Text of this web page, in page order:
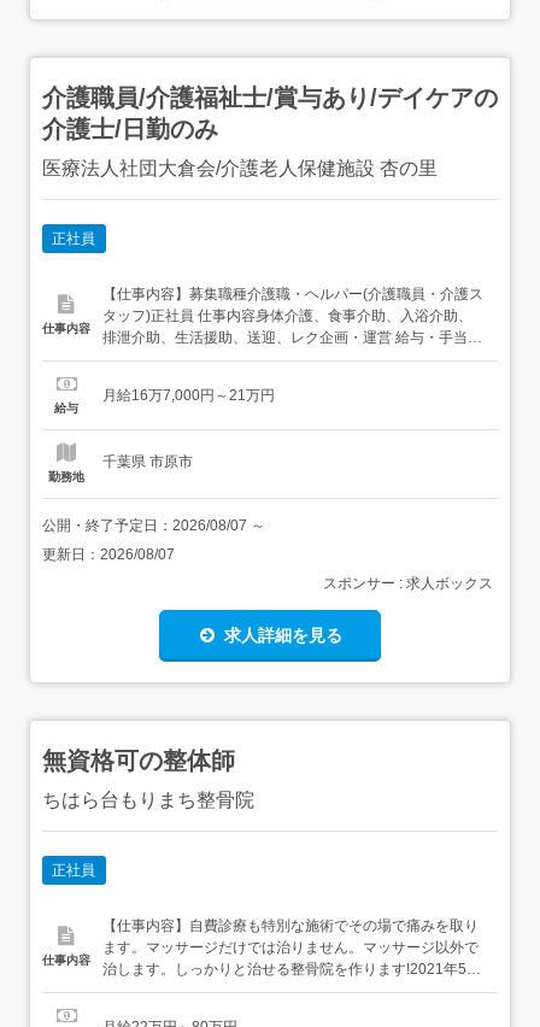
介護職員/介護福祉士/賞与あり/デイケアの
介護士/日勤のみ
医療法人社団大倉会/介護老人保健施設 杏の里
正社員
仕事内容
【仕事内容】募集職種介護職・ヘルパー(介護職員・介護ス
タッフ)正社員 仕事内容身体介護、食事介助、入浴介助、
排泄介助、生活援助、送迎、レク企画・運営 給与・手当<
給与>月給167,000〜210,000円<基本給>140,000〜
額:4,000円職務手当:4,000円住宅手当:1,000〜11,00...
給与
月給16万7,000円～21万円
勤務地
千葉県 市原市
公開・終了予定日： 2026/08/07 ～
更新日： 2026/08/07
スポンサー : 求人ボックス
求人詳細を見る
無資格可の整体師
ちはら台もりまち整骨院
正社員
仕事内容
【仕事内容】自費診療も特別な施術でその場で痛みを取り
ます。マッサージだけでは治りません。マッサージ以外で
治します。しっかりと治せる整骨院を作ります!2021年5月
にオープンしました!従事すべき業務の変更なし就業場所の